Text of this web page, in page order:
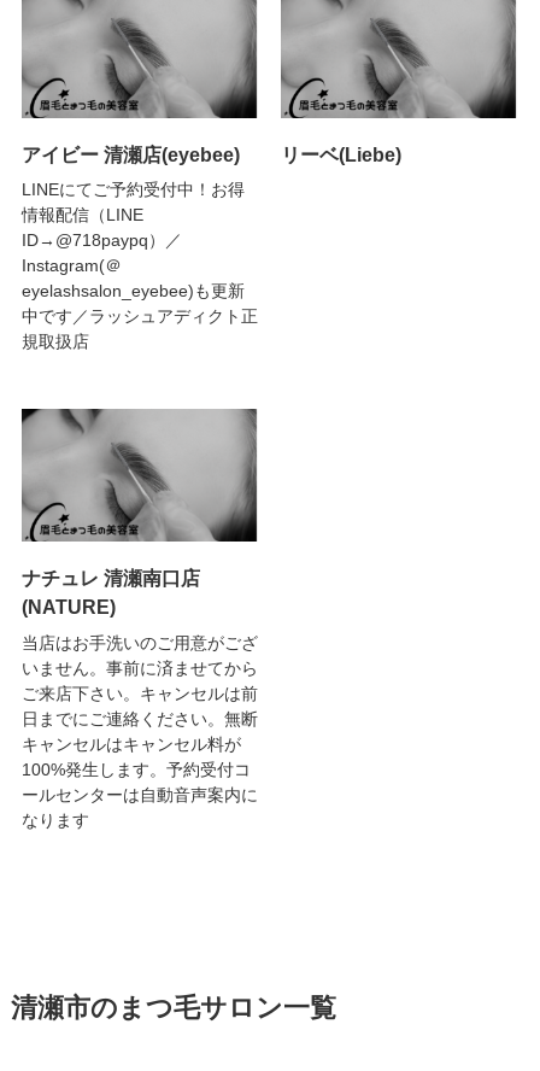
アイビー 清瀬店(eyebee)
LINEにてご予約受付中！お得
情報配信（LINE
ID→@718paypq）／
Instagram(＠
eyelashsalon_eyebee)も更新
中です／ラッシュアディクト正
規取扱店
リーベ(Liebe)
ナチュレ 清瀬南口店
(NATURE)
当店はお手洗いのご用意がござ
いません。事前に済ませてから
ご来店下さい。キャンセルは前
日までにご連絡ください。無断
キャンセルはキャンセル料が
100%発生します。予約受付コ
ールセンターは自動音声案内に
なります
清瀬市のまつ毛サロン一覧